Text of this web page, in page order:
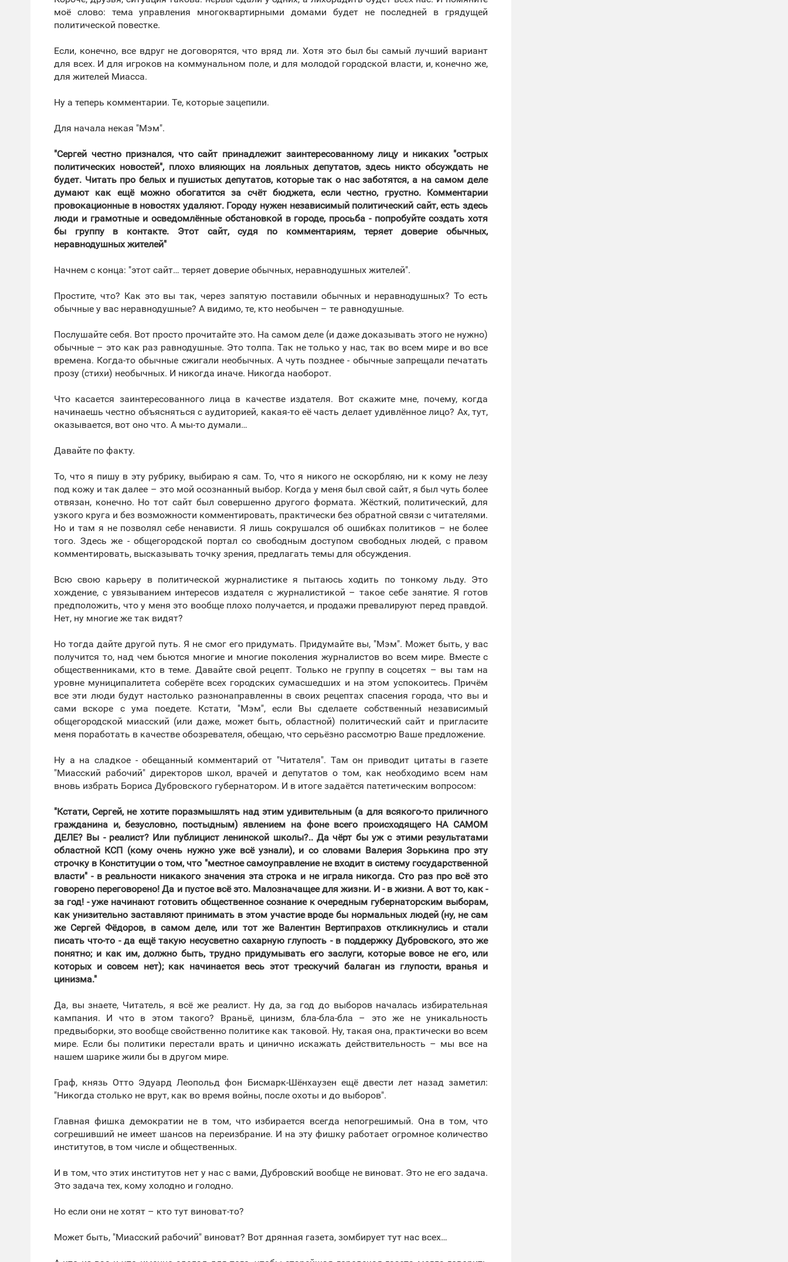
моё слово: тема управления многоквартирными домами будет не последней в грядущей
политической повестке.
Если, конечно, все вдруг не договорятся, что вряд ли. Хотя это был бы самый лучший вариант
для всех. И для игроков на коммунальном поле, и для молодой городской власти, и, конечно же,
для жителей Миасса.
Ну а теперь комментарии. Те, которые зацепили.
Для начала некая "Мэм".
"Сергей честно признался, что сайт принадлежит заинтересованному лицу и никаких "острых
политических новостей", плохо влияющих на лояльных депутатов, здесь никто обсуждать не
будет. Читать про белых и пушистых депутатов, которые так о нас заботятся, а на самом деле
думают как ещё можно обогатится за счёт бюджета, если честно, грустно. Комментарии
провокационные в новостях удаляют. Городу нужен независимый политический сайт, есть здесь
люди и грамотные и осведомлённые обстановкой в городе, просьба - попробуйте создать хотя
бы группу в контакте. Этот сайт, судя по комментариям, теряет доверие обычных,
неравнодушных жителей"
Начнем с конца: "этот сайт… теряет доверие обычных, неравнодушных жителей".
Простите, что? Как это вы так, через запятую поставили обычных и неравнодушных? То есть
обычные у вас неравнодушные? А видимо, те, кто необычен – те равнодушные.
Послушайте себя. Вот просто прочитайте это. На самом деле (и даже доказывать этого не нужно)
обычные – это как раз равнодушные. Это толпа. Так не только у нас, так во всем мире и во все
времена. Когда-то обычные сжигали необычных. А чуть позднее - обычные запрещали печатать
прозу (стихи) необычных. И никогда иначе. Никогда наоборот.
Что касается заинтересованного лица в качестве издателя. Вот скажите мне, почему, когда
начинаешь честно объясняться с аудиторией, какая-то её часть делает удивлённое лицо? Ах, тут,
оказывается, вот оно что. А мы-то думали…
Давайте по факту.
То, что я пишу в эту рубрику, выбираю я сам. То, что я никого не оскорбляю, ни к кому не лезу
под кожу и так далее – это мой осознанный выбор. Когда у меня был свой сайт, я был чуть более
отвязан, конечно. Но тот сайт был совершенно другого формата. Жёсткий, политический, для
узкого круга и без возможности комментировать, практически без обратной связи с читателями.
Но и там я не позволял себе ненависти. Я лишь сокрушался об ошибках политиков – не более
того. Здесь же - общегородской портал со свободным доступом свободных людей, с правом
комментировать, высказывать точку зрения, предлагать темы для обсуждения.
Всю свою карьеру в политической журналистике я пытаюсь ходить по тонкому льду. Это
хождение, с увязыванием интересов издателя с журналистикой – такое себе занятие. Я готов
предположить, что у меня это вообще плохо получается, и продажи превалируют перед правдой.
Нет, ну многие же так видят?
Но тогда дайте другой путь. Я не смог его придумать. Придумайте вы, "Мэм". Может быть, у вас
получится то, над чем бьются многие и многие поколения журналистов во всем мире. Вместе с
общественниками, кто в теме. Давайте свой рецепт. Только не группу в соцсетях – вы там на
уровне муниципалитета соберёте всех городских сумасшедших и на этом успокоитесь. Причём
все эти люди будут настолько разнонаправленны в своих рецептах спасения города, что вы и
сами вскоре с ума поедете. Кстати, "Мэм", если Вы сделаете собственный независимый
общегородской миасский (или даже, может быть, областной) политический сайт и пригласите
меня поработать в качестве обозревателя, обещаю, что серьёзно рассмотрю Ваше предложение.
Ну а на сладкое - обещанный комментарий от "Читателя". Там он приводит цитаты в газете
"Миасский рабочий" директоров школ, врачей и депутатов о том, как необходимо всем нам
вновь избрать Бориса Дубровского губернатором. И в итоге задаётся патетическим вопросом:
"Кстати, Сергей, не хотите поразмышлять над этим удивительным (а для всякого-то приличного
гражданина и, безусловно, постыдным) явлением на фоне всего происходящего НА САМОМ
ДЕЛЕ? Вы - реалист? Или публицист ленинской школы?.. Да чёрт бы уж с этими результатами
областной КСП (кому очень нужно уже всё узнали), и со словами Валерия Зорькина про эту
строчку в Конституции о том, что "местное самоуправление не входит в систему государственной
власти" - в реальности никакого значения эта строка и не играла никогда. Сто раз про всё это
говорено переговорено! Да и пустое всё это. Малозначащее для жизни. И - в жизни. А вот то, как -
за год! - уже начинают готовить общественное сознание к очередным губернаторским выборам,
как унизительно заставляют принимать в этом участие вроде бы нормальных людей (ну, не сам
же Сергей Фёдоров, в самом деле, или тот же Валентин Вертипрахов откликнулись и стали
писать что-то - да ещё такую несусветно сахарную глупость - в поддержку Дубровского, это же
понятно; и как им, должно быть, трудно придумывать его заслуги, которые вовсе не его, или
которых и совсем нет); как начинается весь этот трескучий балаган из глупости, вранья и
цинизма."
Да, вы знаете, Читатель, я всё же реалист. Ну да, за год до выборов началась избирательная
кампания. И что в этом такого? Враньё, цинизм, бла-бла-бла – это же не уникальность
предвыборки, это вообще свойственно политике как таковой. Ну, такая она, практически во всем
мире. Если бы политики перестали врать и цинично искажать действительность – мы все на
нашем шарике жили бы в другом мире.
Граф, князь Отто Эдуард Леопольд фон Бисмарк-Шёнхаузен ещё двести лет назад заметил:
"Никогда столько не врут, как во время войны, после охоты и до выборов".
Главная фишка демократии не в том, что избирается всегда непогрешимый. Она в том, что
согрешивший не имеет шансов на переизбрание. И на эту фишку работает огромное количество
институтов, в том числе и общественных.
И в том, что этих институтов нет у нас с вами, Дубровский вообще не виноват. Это не его задача.
Это задача тех, кому холодно и голодно.
Но если они не хотят – кто тут виноват-то?
Может быть, "Миасский рабочий" виноват? Вот дрянная газета, зомбирует тут нас всех…